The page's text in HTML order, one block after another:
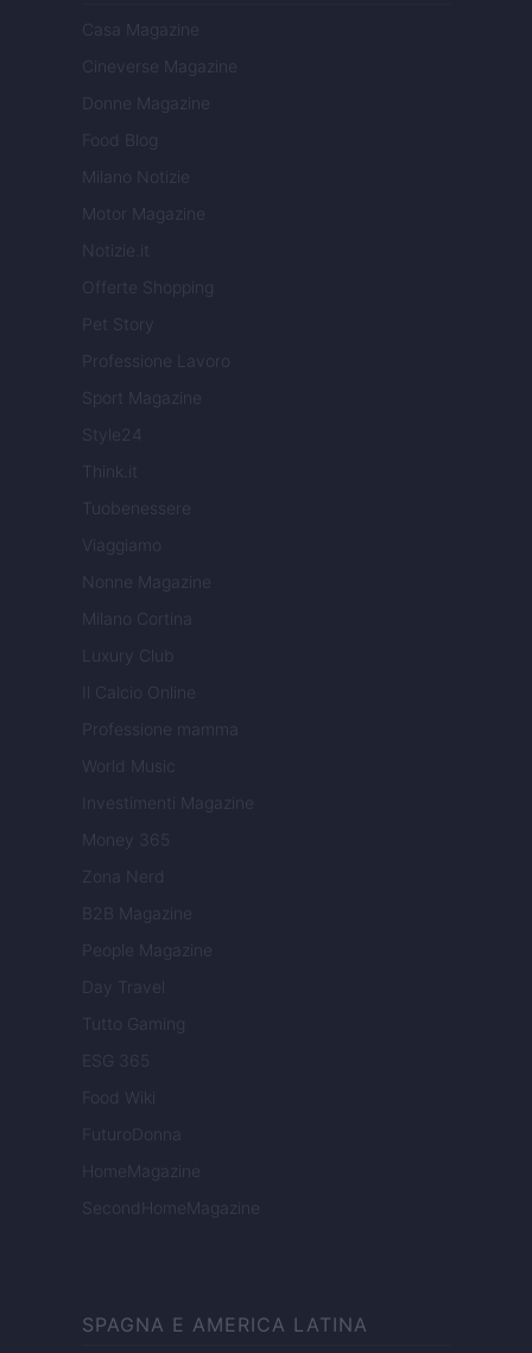
Casa Magazine
Cineverse Magazine
Donne Magazine
Food Blog
Milano Notizie
Motor Magazine
Notizie.it
Offerte Shopping
Pet Story
Professione Lavoro
Sport Magazine
Style24
Think.it
Tuobenessere
Viaggiamo
Nonne Magazine
Milano Cortina
Luxury Club
Il Calcio Online
Professione mamma
World Music
Investimenti Magazine
Money 365
Zona Nerd
B2B Magazine
People Magazine
Day Travel
Tutto Gaming
ESG 365
Food Wiki
FuturoDonna
HomeMagazine
SecondHomeMagazine
SPAGNA E AMERICA LATINA